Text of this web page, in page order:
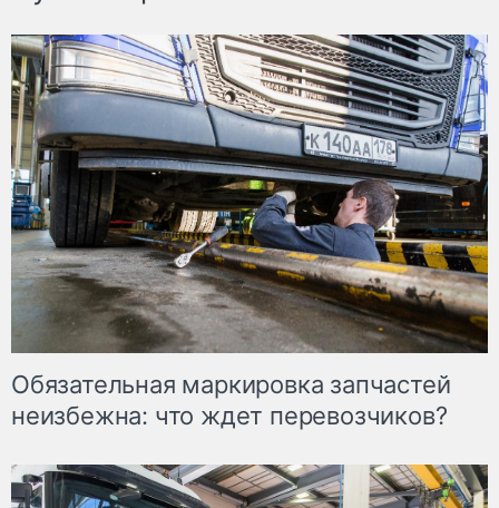
Обязательная маркировка запчастей
неизбежна: что ждет перевозчиков?